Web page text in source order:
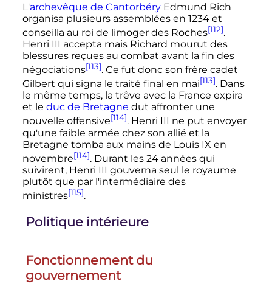
L'archevêque de CantorbéryEdmund Rich
organisa plusieurs assemblées en 1234 et
conseilla au roi de limoger des Roches[112].
Henri III accepta mais Richard mourut des
blessures reçues au combat avant la fin des
négociations[113]. Ce fut donc son frère cadet
Gilbert qui signa le traité final en mai[113]. Dans
le même temps, la trêve avec la France expira
et le duc de Bretagne dut affronter une
nouvelle offensive[114]. Henri III ne put envoyer
qu'une faible armée chez son allié et la
Bretagne tomba aux mains de Louis IX en
novembre[114]. Durant les 24 annéesqui
suivirent, Henri III gouverna seul le royaume
plutôt que par l'intermédiaire des
ministres[115].
Politique intérieure
Fonctionnement du
gouvernement